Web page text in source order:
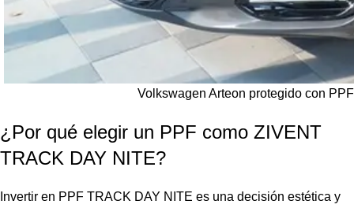
Volkswagen Arteon protegido con
¿Por qué elegir un PPF como ZIVENT
TRACK DAY NITE?
Invertir en PPF TRACK DAY NITE es una decisión estética y